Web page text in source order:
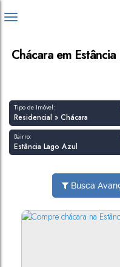
Chácara em
Tipo de Imóvel:
Residencial » Chácara
Bairro:
Estância Lago Azul
Busca